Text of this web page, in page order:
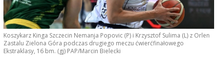
Koszykarz Kinga Szczecin Nemanja Popovic (P) i Krzysztof Sulima (L) z Orlen
Zastalu Zielona Góra podczas drugiego meczu ćwierćfinałowego
Ekstraklasy, 16 bm. (gj) PAP/Marcin Bielecki